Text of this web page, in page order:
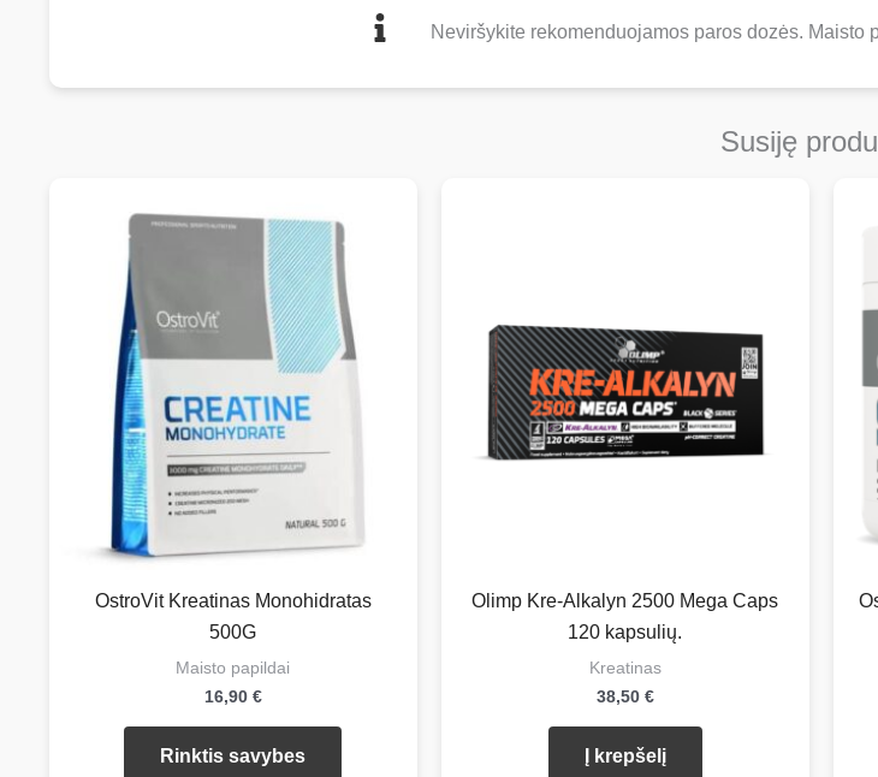
Neviršykite rekomenduojamos paros dozės.
Susiję
OstroVit Kreatinas Monohidratas
500G
Maisto papildai
16,90 €
Rinktis savybes
Šis
Olimp Kre-Alkalyn 2500 Mega Caps
120 kapsulių.
Kreatinas
38,50 €
Į krepšelį